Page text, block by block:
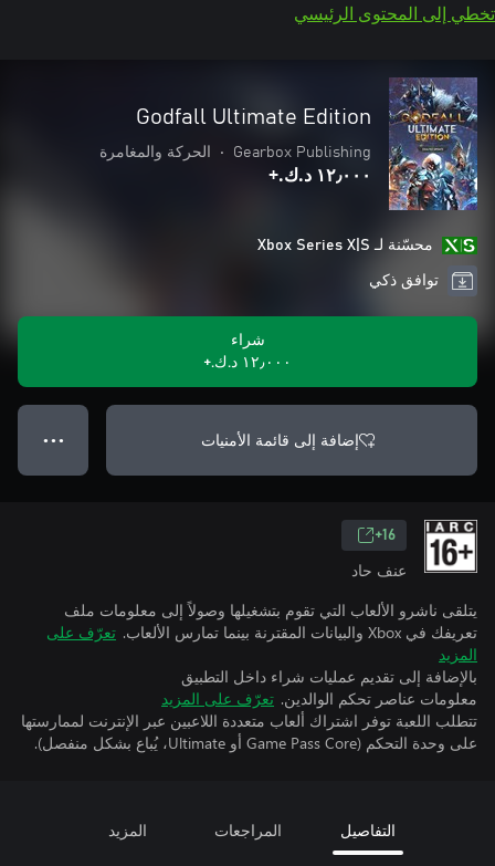
تخطي إلى المحتوى الرئيسي
Godfall Ultimate Edition
Gearbox Publishing
• الحركة والمغامرة
١٢٫٠٠٠ د.ك.‏+
محسّنة لـ Xbox Series X|S
توافق ذكي
شراء
١٢٫٠٠٠ د.ك.‏+
إضافة إلى قائمة الأمنيات ● ● ●
16+
عنف حاد
يتلقى ناشرو الألعاب التي تقوم بتشغيلها وصولاً إلى معلومات ملف
تعريفك في Xbox والبيانات المقترنة بينما تمارس الألعاب.
تعرّف على
المزيد
بالإضافة إلى تقديم عمليات شراء داخل التطبيق
معلومات عناصر تحكم الوالدين. تعرّف على المزيد
تتطلب اللعبة توفر اشتراك ألعاب متعددة اللاعبين عبر الإنترنت لممارستها
على وحدة التحكم (Game Pass Core أو Ultimate، يُباع بشكل منفصل).
التفاصيل المراجعات المزيد